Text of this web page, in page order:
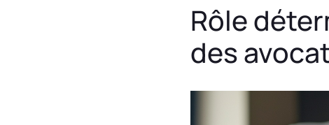
Rôle
des